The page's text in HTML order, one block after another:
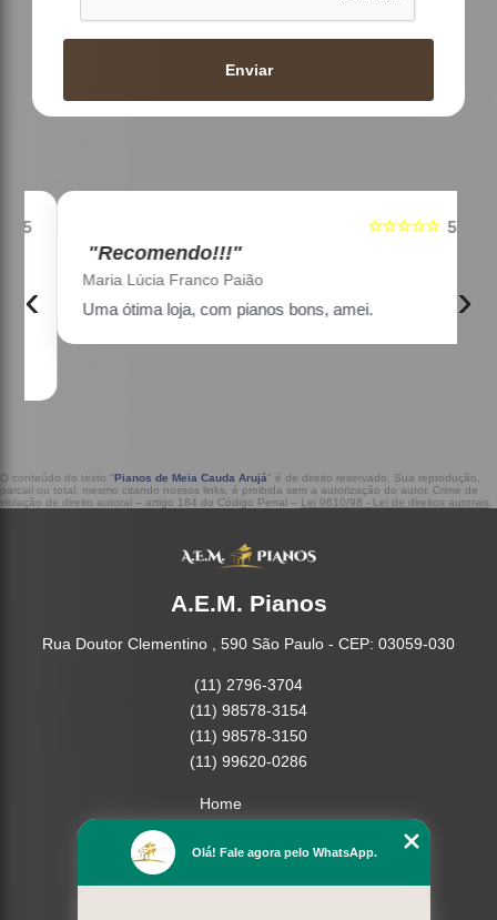
Enviar
5
☆☆☆☆☆
"Recomendo!!!"
Maria Lúcia Franco Paião
Uma ótima loja, com pianos bons, amei.
‹ ›
O conteúdo do texto "Pianos de Meia Cauda Arujá" é de direito reservado. Sua reprodução,
parcial ou total, mesmo citando nossos links, é proibida sem a autorização do autor. Crime de
violação de direito autoral – artigo 184 do Código Penal – Lei 9610/98 - Lei de direitos autorais
A.E.M. Pianos
Rua Doutor Clementino , 590 São Paulo - CEP: 03059-030
(11) 2796-3704
(11) 98578-3154
(11) 98578-3150
(11) 99620-0286
Home
Missão
Olá! Fale agora pelo WhatsApp.